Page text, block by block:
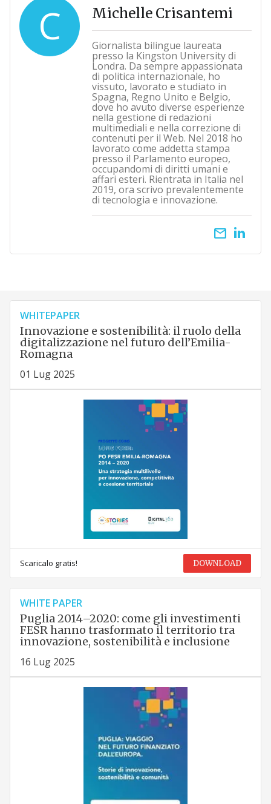
C Michelle Crisantemi
Giornalista bilingue laureata
presso la Kingston University di
Londra. Da sempre appassionata
di politica internazionale, ho
vissuto, lavorato e studiato in
Spagna, Regno Unito e Belgio,
dove ho avuto diverse esperienze
nella gestione di redazioni
multimediali e nella correzione di
contenuti per il Web. Nel 2018 ho
lavorato come addetta stampa
presso il Parlamento europeo,
occupandomi di diritti umani e
affari esteri. Rientrata in Italia nel
2019, ora scrivo prevalentemente
di tecnologia e innovazione.
email
WHITEPAPER
Innovazione e sostenibilità: il ruolo della
digitalizzazione nel futuro dell’Emilia-
Romagna
01 Lug 2025
Scaricalo gratis! DOWNLOAD
WHITE PAPER
Puglia 2014–2020: come gli investimenti
FESR hanno trasformato il territorio tra
innovazione, sostenibilità e inclusione
16 Lug 2025